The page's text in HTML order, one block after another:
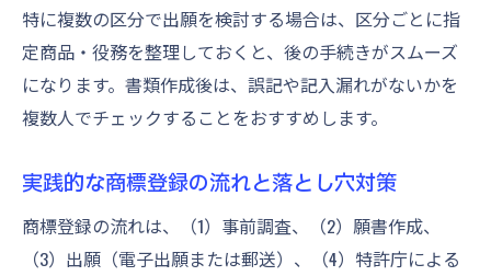
特に複数の区分で出願を検討する場合は、区分ごとに指
定商品・役務を整理しておくと、後の手続きがスムーズ
になります。書類作成後は、誤記や記入漏れがないかを
複数人でチェックすることをおすすめします。
実践的な商標登録の流れと落とし穴対策
商標登録の流れは、（1）事前調査、（2）願書作成、
（3）出願（電子出願または郵送）、（4）特許庁による